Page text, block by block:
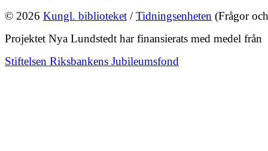
© 2026 Kungl. biblioteket /Tidningsenheten (Frågor
Projektet Nya Lundstedt har finansierats med medel från
Stiftelsen Riksbankens Jubileumsfond